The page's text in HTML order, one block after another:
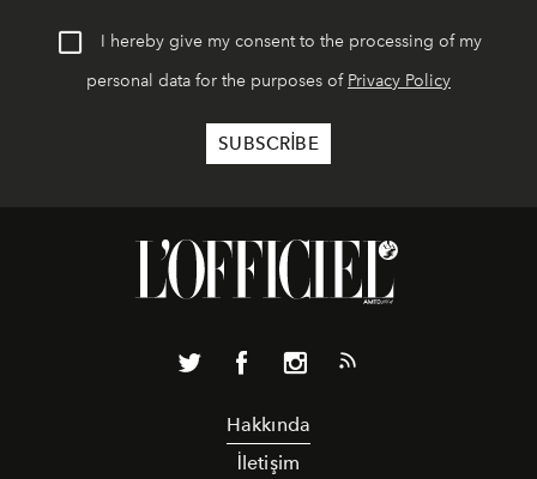
I hereby give my consent to the processing of my
personal data for the purposes of Privacy Policy
Hakkında
İletişim